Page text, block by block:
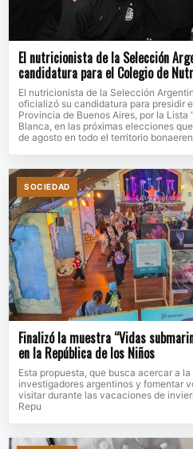
El nutricionista de la Selección
candidatura para el Colegio de
El nutricionista de la Selección
oficializó su candidatura para presidir
Provincia de Buenos Aires, por la Lista
Blanca, en las próximas elecciones
de agosto en todo el territorio
SOCIEDAD
Finalizó la muestra “Vidas
en la República de los Niños
Esta propuesta, que busca acercar a
investigadores argentinos y fomentar
visitar durante las vacaciones de
Repu